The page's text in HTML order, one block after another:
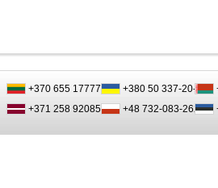
+370 655 17777
+371 258 92085
+380 50 337-20-47
+48 732-083-262